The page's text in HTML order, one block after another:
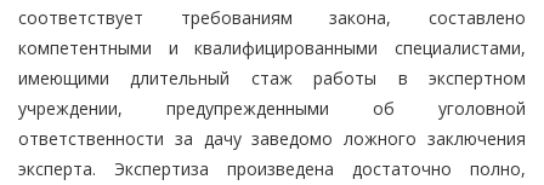
соответствует требованиям закона, составлено
компетентными и квалифицированными специалистами,
имеющими длительный стаж работы в экспертном
учреждении, предупрежденными об уголовной
ответственности за дачу заведомо ложного заключения
эксперта. Экспертиза произведена достаточно полно,